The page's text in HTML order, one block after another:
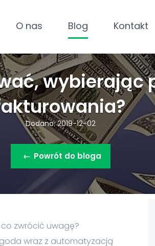
O nas Blog Kontakt
wybierając
Dodano: 2019-12-02
← Powrót do bloga
zwrócić uwagę?
wraz z automatyzacją